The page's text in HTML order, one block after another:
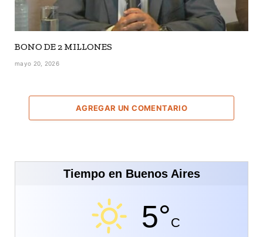
BONO DE 2 MILLONES
mayo 20, 2026
AGREGAR UN COMENTARIO
Tiempo en Buenos Aires
5°C